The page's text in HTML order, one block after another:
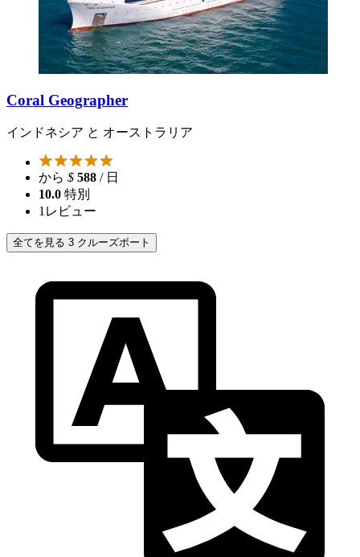
Coral Geographer
インドネシア と オーストラリア
から $ 588 / 日
10.0 特別
1 レビュー
全てを見る 3 クルーズボート